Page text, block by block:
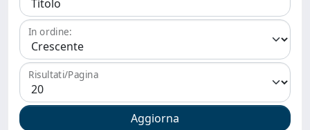
In ordine:
Risultati/Pagina